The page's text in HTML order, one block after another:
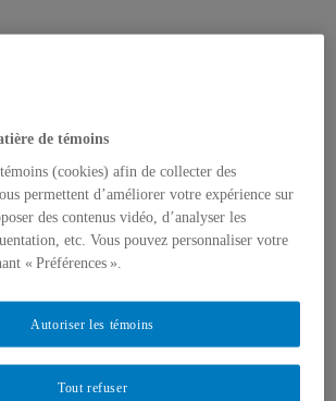
laboratoires
technique
régulières et réguliers
associé⸱e⸱s
retraité⸱e⸱s
invité·e·s
de témoins
(cookies) afin de collecter des
permettent d’améliorer votre expérience sur
des contenus vidéo, d’analyser les
etc. Vous pouvez personnaliser votre
« Préférences ».
Tout refuser
Autoriser les témoins